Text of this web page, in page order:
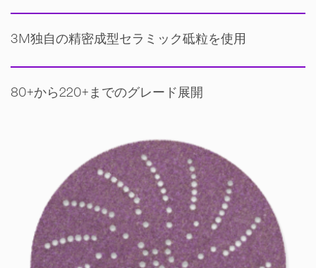
3M独自の精密成型セラミック砥粒を使用
80+から220+までのグレード展開